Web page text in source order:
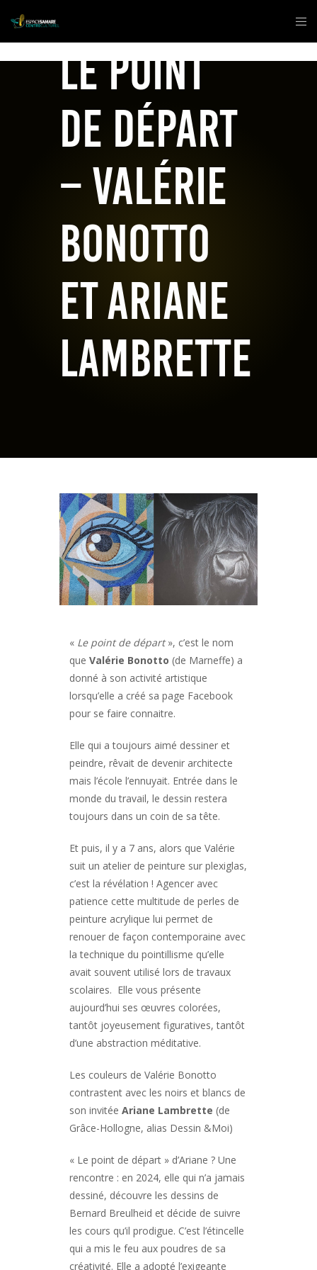
Le point
de départ
– Valérie
Bonotto
et Ariane
Lambrette
« Le point de départ», c’est le nom
que Valérie Bonotto (de Marneffe) a
donné à son activité artistique
lorsqu’elle a créé sa page Facebook
pour se faire connaitre.
Elle qui a toujours aimé dessiner et
peindre, rêvait de devenir architecte
mais l’école l’ennuyait. Entrée dans le
monde du travail, le dessin restera
toujours dans un coin de sa tête.
Et puis, il y a 7 ans, alors que Valérie
suit un atelier de peinture sur plexiglas,
c’est la révélation ! Agencer avec
patience cette multitude de perles de
peinture acrylique lui permet de
renouer de façon contemporaine avec
la technique du pointillisme qu’elle
avait souvent utilisé lors de travaux
scolaires. Elle vous présente
aujourd’hui ses œuvres colorées,
tantôt joyeusement figuratives, tantôt
d’une abstraction méditative.
Les couleurs de Valérie Bonotto
contrastent avec les noirs et blancs de
son invitée Ariane Lambrette (de
Grâce-Hollogne, alias Dessin &Moi)
« Le point de départ » d’Ariane ? Une
rencontre : en 2024, elle qui n’a jamais
dessiné, découvre les dessins de
Bernard Breulheid et décide de suivre
les cours qu’il prodigue. C’est l’étincelle
qui a mis le feu aux poudres de sa
créativité. Elle a adopté l’exigeante